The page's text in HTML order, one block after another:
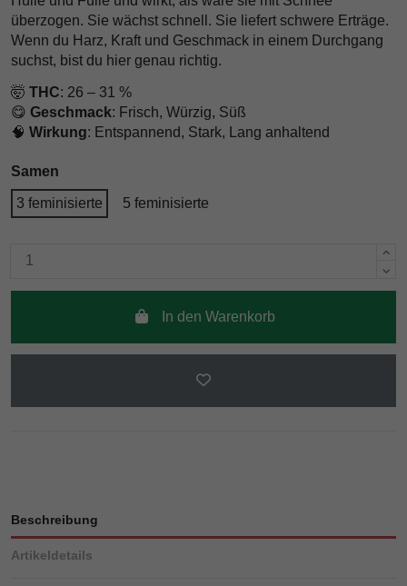
überzogen. Sie wächst schnell. Sie liefert schwere Erträge.
Wenn du Harz, Kraft und Geschmack in einem Durchgang
suchst, bist du hier genau richtig.
🤯 THC: 26 – 31 %
😋 Geschmack: Frisch, Würzig, Süß
🧠 Wirkung: Entspannend, Stark, Lang anhaltend
Samen
3 feminisierte 5 feminisierte
In den Warenkorb
Beschreibung
Artikeldetails